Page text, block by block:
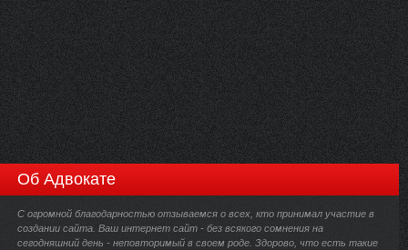
Об Адвокате
С огромной благодарностью отзываемся о всех, кто принимал участие в
создании сайта. Ваш интернет сайт - без всякого сомнения на
сегодняшний день - неповторимый в своем роде. Здорово, что есть такие